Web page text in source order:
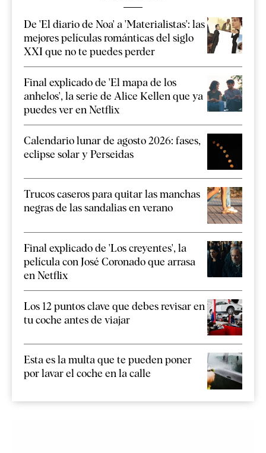
De 'El diario de Noa' a 'Materialistas': las
mejores películas románticas del siglo
XXI que no te puedes perder
Final explicado de 'El mapa de los
anhelos', la serie de Alice Kellen que ya
puedes ver en Netflix
Calendario lunar de agosto 2026: fases,
eclipse solar y Perseidas
Trucos caseros para quitar las manchas
negras de las sandalias en verano
Final explicado de 'Los creyentes', la
película con José Coronado que arrasa
en Netflix
Los 12 puntos clave que debes revisar en
tu coche antes de viajar
Esta es la multa que te pueden poner
por lavar el coche en la calle